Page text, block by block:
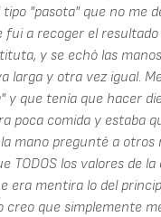
"pasota" que no me
fui a recoger el
y se echó las
larga y otra vez igual.
y que tenía que hacer
poca comida y estaba
mano pregunté a otros
TODOS los valores de
era mentira lo del
creo que simplemente